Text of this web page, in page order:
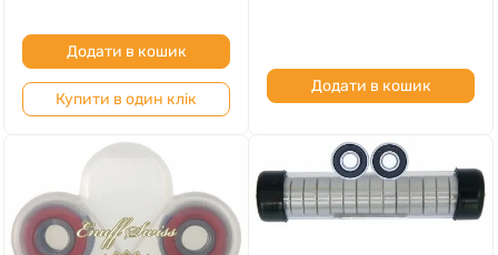
Додати в кошик
Купити в один клік
Додати в кошик